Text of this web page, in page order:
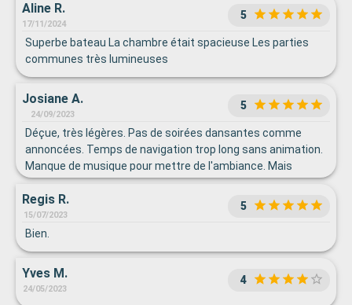
Aline R.
17/11/2024
5
Superbe bateau La chambre était spacieuse Les parties
communes très lumineuses
Josiane A.
24/09/2023
5
Déçue, très légères. Pas de soirées dansantes comme
annoncées. Temps de navigation trop long sans animation.
Manque de musique pour mettre de l'ambiance. Mais
moyenne d'âge très élevée 80, 90 ans ..
Regis R.
15/07/2023
5
Bien.
Yves M.
24/05/2023
4